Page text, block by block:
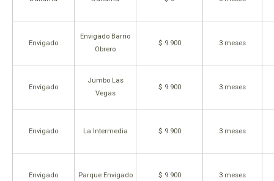
Envigado
Envigado Barrio
Obrero
$ 9.900 3 meses
Envigado
Jumbo Las
Vegas
$ 9.900 3 meses
Envigado La Intermedia $ 9.900 3 meses
Envigado Parque Envigado $ 9.900 3 meses